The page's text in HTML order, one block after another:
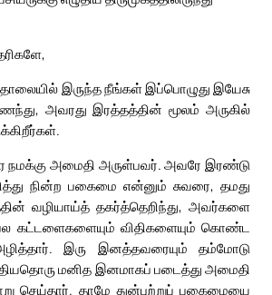
இருந்த நீங்கள் இப்பொழுது இயேசு
அவரது இரத்தத்தின் மூலம் அருகில்
அமைதி அருள்பவர். அவரே இரண்டு
நின்ற பகைமை என்னும் சுவரை, தமது
வழியாய்த் தகர்த்தெறிந்து, அவர்களை
கட்டளைகளையும் விதிகளையும் கொண்ட
இரு இனத்தவரையும் தம்மோடு
மனித இனமாகப் படைத்து அமைதி
செய்தார். தாமே துன்புற்றுப் பகைமையை